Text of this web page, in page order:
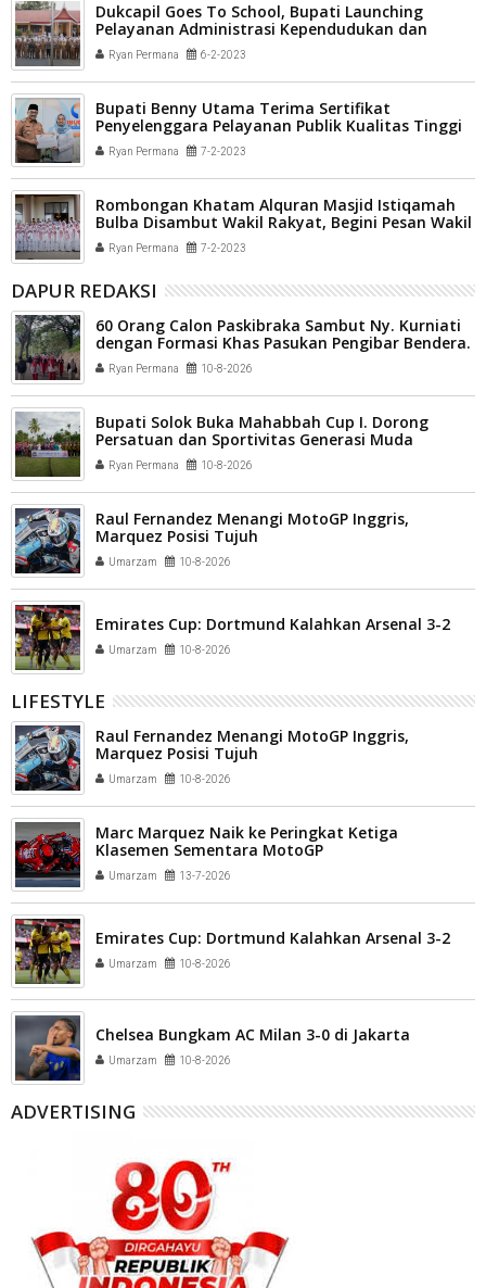
Dukcapil Goes To School, Bupati Launching
Pelayanan Administrasi Kependudukan dan
Penerapan IKD
Ryan Permana 6-2-2023
Bupati Benny Utama Terima Sertifikat
Penyelenggara Pelayanan Publik Kualitas Tinggi
Ryan Permana 7-2-2023
Rombongan Khatam Alquran Masjid Istiqamah
Bulba Disambut Wakil Rakyat, Begini Pesan Wakil
Ketua DPRD Wulan Denura
Ryan Permana 7-2-2023
DAPUR REDAKSI
60 Orang Calon Paskibraka Sambut Ny. Kurniati
dengan Formasi Khas Pasukan Pengibar Bendera.
Ryan Permana 10-8-2026
Bupati Solok Buka Mahabbah Cup I. Dorong
Persatuan dan Sportivitas Generasi Muda
Ryan Permana 10-8-2026
Raul Fernandez Menangi MotoGP Inggris,
Marquez Posisi Tujuh
Umarzam 10-8-2026
Emirates Cup: Dortmund Kalahkan Arsenal 3-2
Umarzam 10-8-2026
LIFESTYLE
Raul Fernandez Menangi MotoGP Inggris,
Marquez Posisi Tujuh
Umarzam 10-8-2026
Marc Marquez Naik ke Peringkat Ketiga
Klasemen Sementara MotoGP
Umarzam 13-7-2026
Emirates Cup: Dortmund Kalahkan Arsenal 3-2
Umarzam 10-8-2026
Chelsea Bungkam AC Milan 3-0 di Jakarta
Umarzam 10-8-2026
ADVERTISING